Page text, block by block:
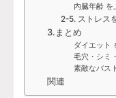
内臓年齢 を
2-5. ストレス
3.まとめ
ダイエット
毛穴・シミ
素敵なバス
関連